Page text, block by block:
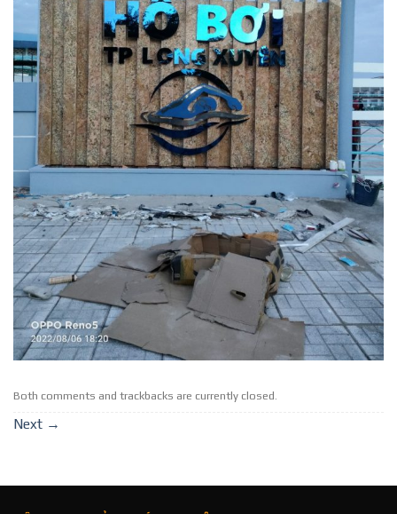
Both comments and trackbacks are currently closed.
Next →